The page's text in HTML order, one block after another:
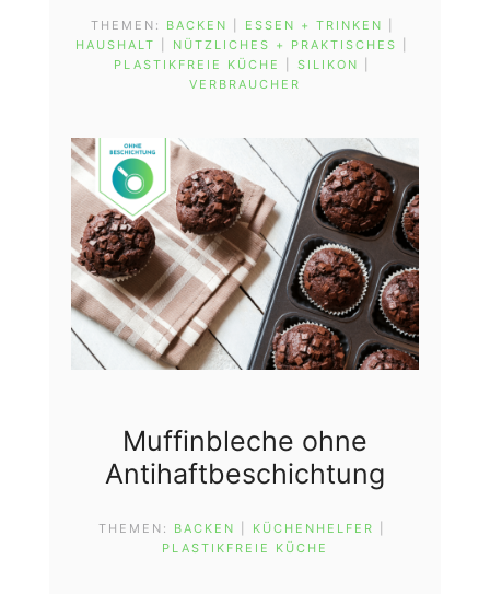
THEMEN: BACKEN ESSEN + TRINKEN
HAUSHALT
NÜTZLICHES + PRAKTISCHES
PLASTIKFREIE KÜCHE
SILIKON
VERBRAUCHER
Muffinbleche ohne
Antihaftbeschichtung
THEMEN: BACKEN KÜCHENHELFER
PLASTIKFREIE KÜCHE